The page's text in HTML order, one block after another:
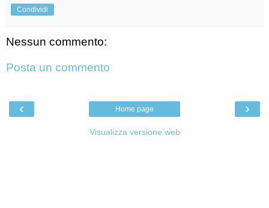
Condividi
Nessun commento:
Posta un commento
‹ ›
Home page
Visualizza versione web